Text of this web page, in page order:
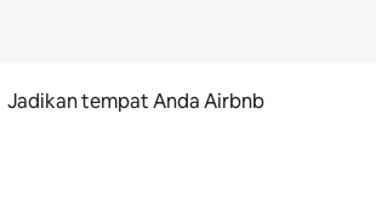
Jadikan tempat Anda Airbnb